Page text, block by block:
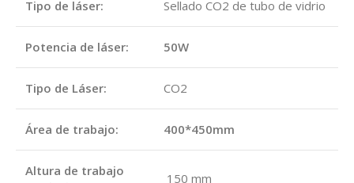
Tipo de láser: Sellado CO2 de tubo de vidrio
Potencia de láser: 50W
Tipo de Láser: CO2
Área de trabajo: 400*450mm
Altura de trabajo
150 mm